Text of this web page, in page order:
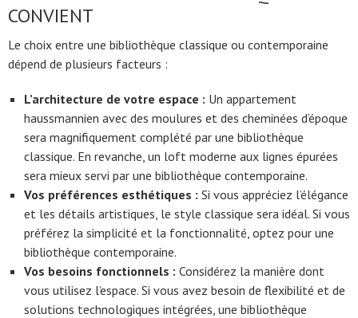
CONVIENT
Le choix entre une bibliothèque classique ou contemporaine
dépend de plusieurs facteurs :
L’architecture de votre espace : Un appartement
haussmannien avec des moulures et des cheminées d’époque
sera magnifiquement complété par une bibliothèque
classique. En revanche, un loft moderne aux lignes épurées
sera mieux servi par une bibliothèque contemporaine.
Vos préférences esthétiques : Si vous appréciez l’élégance
et les détails artistiques, le style classique sera idéal. Si vous
préférez la simplicité et la fonctionnalité, optez pour une
bibliothèque contemporaine.
Vos besoins fonctionnels : Considérez la manière dont
vous utilisez l’espace. Si vous avez besoin de flexibilité et de
solutions technologiques intégrées, une bibliothèque